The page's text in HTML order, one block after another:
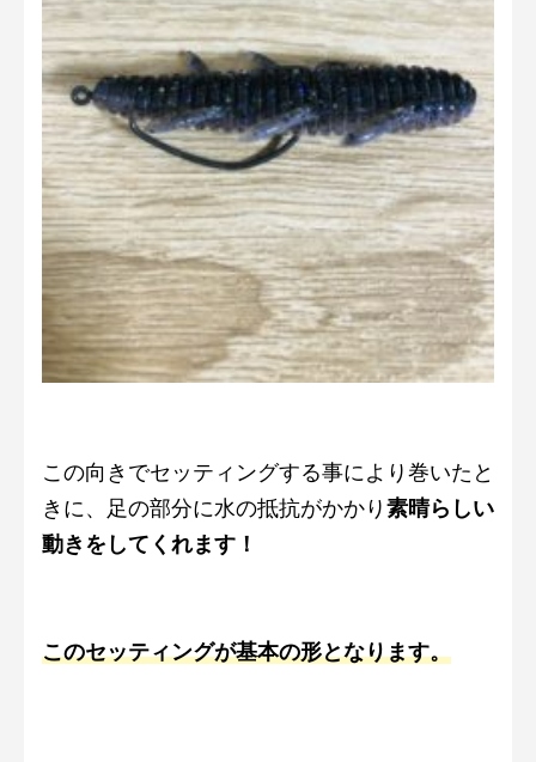
この向きでセッティングする事により巻いたと
きに、足の部分に水の抵抗がかかり素晴らしい
動きをしてくれます！
このセッティングが基本の形となります。